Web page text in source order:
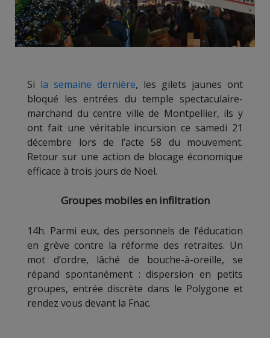
Si la semaine dernière, les gilets jaunes ont
bloqué les entrées du temple spectaculaire-
marchand du centre ville de Montpellier, ils y
ont fait une véritable incursion ce samedi 21
décembre lors de l’acte 58 du mouvement.
Retour sur une action de blocage économique
efficace à trois jours de Noël.
Groupes mobiles en infiltration
14h. Parmi eux, des personnels de l’éducation
en grève contre la réforme des retraites. Un
mot d’ordre, lâché de bouche-à-oreille, se
répand spontanément : dispersion en petits
groupes, entrée discrète dans le Polygone et
rendez vous devant la Fnac.